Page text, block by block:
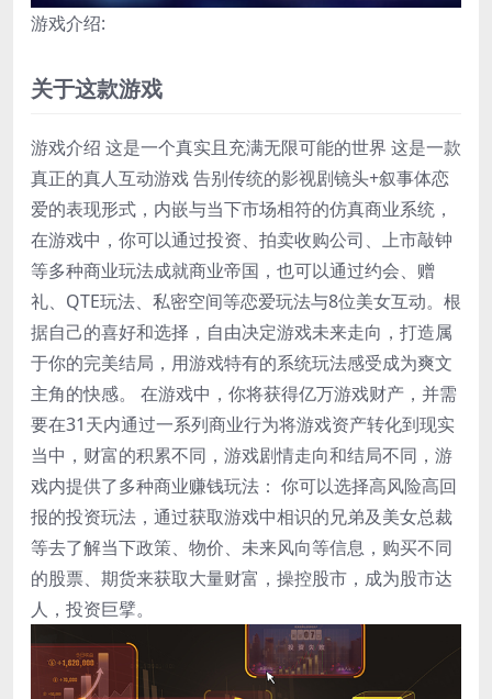
游戏介绍:
关于这款游戏
游戏介绍 这是一个真实且充满无限可能的世界 这是一款
真正的真人互动游戏 告别传统的影视剧镜头+叙事体恋
爱的表现形式，内嵌与当下市场相符的仿真商业系统，
在游戏中，你可以通过投资、拍卖收购公司、上市敲钟
等多种商业玩法成就商业帝国，也可以通过约会、赠
礼、QTE玩法、私密空间等恋爱玩法与8位美女互动。根
据自己的喜好和选择，自由决定游戏未来走向，打造属
于你的完美结局，用游戏特有的系统玩法感受成为爽文
主角的快感。 在游戏中，你将获得亿万游戏财产，并需
要在31天内通过一系列商业行为将游戏资产转化到现实
当中，财富的积累不同，游戏剧情走向和结局不同，游
戏内提供了多种商业赚钱玩法： 你可以选择高风险高回
报的投资玩法，通过获取游戏中相识的兄弟及美女总裁
等去了解当下政策、物价、未来风向等信息，购买不同
的股票、期货来获取大量财富，操控股市，成为股市达
人，投资巨擘。